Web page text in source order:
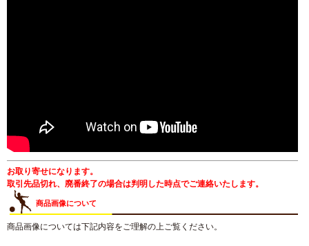
お取り寄せになります。
取引先品切れ、廃番終了の場合は判明した時点でご連絡いたします。
商品画像について
商品画像については下記内容をご理解の上ご覧ください。